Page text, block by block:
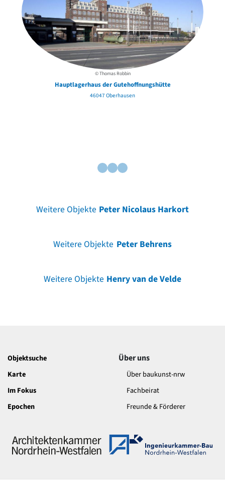
© Thomas Robbin
Hauptlagerhaus der Gutehoffnungshütte
46047 Oberhausen
Weitere Objekte Peter Nicolaus Harkort
Weitere Objekte Peter Behrens
Weitere Objekte Henry van de Velde
Objektsuche
Karte
Im Fokus
Epochen
Über uns
Über baukunst-nrw
Fachbeirat
Freunde & Förderer